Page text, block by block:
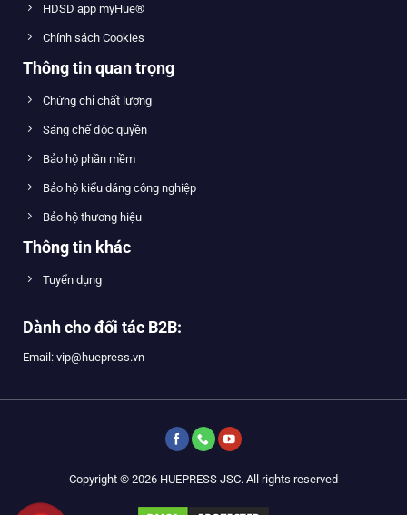
HDSD app myHue®
Chính sách Cookies
Thông tin quan trọng
Chứng chỉ chất lượng
Sáng chế độc quyền
Bảo hộ phần mềm
Bảo hộ kiểu dáng công nghiệp
Bảo hộ thương hiệu
Thông tin khác
Tuyển dụng
Dành cho đối tác B2B:
Email: vip@huepress.vn
Copyright © 2026 HUEPRESS JSC. All rights reserved